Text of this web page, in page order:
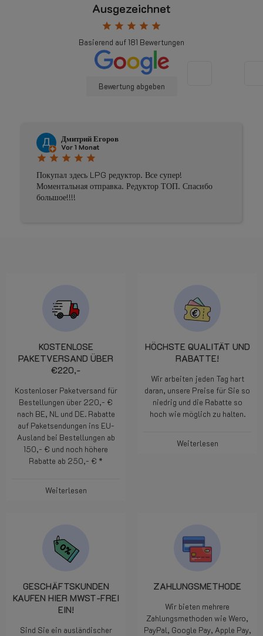
Ausgezeichnet
star star star star star
Basierend auf181 Bewertungen
Bewertung abgeben
Дмитрий Егоров
Vor 1 Monat
star star star star star
Покупал здесь LPG редуктор. Все супер!
Моментальная отправка. Редуктор ТОП. Спасибо
большое!!!!
KOSTENLOSE
PAKETVERSAND ÜBER
€220,-
Kostenloser Paketversand für
Bestellungen über 220,- €
nach BE, NL und DE. Rabatte
auf Paketsendungen ins EU-
Ausland bei Bestellungen ab
150,- € und noch höhere
Rabatte ab 250,- € *
Weiterlesen
HÖCHSTE QUALITÄT UND
RABATTE!
Wir arbeiten jeden Tag hart
daran, unsere Preise für Sie so
niedrig und die Rabatte so
hoch wie möglich zu halten.
Weiterlesen
GESCHÄFTSKUNDEN
KAUFEN HIER MWST-FREI
EIN!
Sind Sie ein ausländischer
ZAHLUNGSMETHODE
Wir bieten mehrere
Zahlungsmethoden wie Wero,
PayPal, Google Pay, Apple Pay,